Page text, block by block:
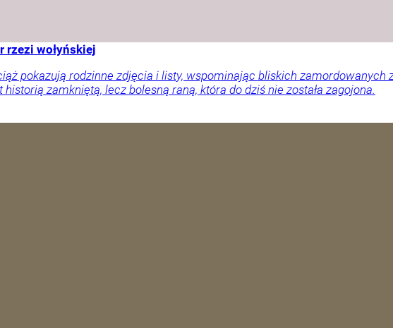
rzezi wołyńskiej
pokazują rodzinne zdjęcia i listy, wspominając bliskich zamordowanych
zamkniętą, lecz bolesną raną, która do dziś nie została zagojona.